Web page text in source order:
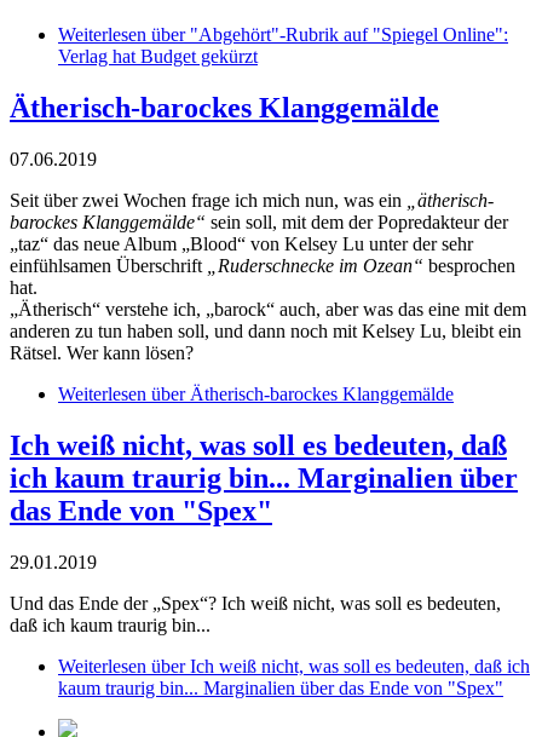
Weiterlesen über "Abgehört"-Rubrik auf "Spiegel Online":
Verlag hat Budget gekürzt
Ätherisch-barockes Klanggemälde
07.06.2019
Seit über zwei Wochen frage ich mich nun, was ein
„ätherisch-
barockes Klanggemälde“ sein soll, mit dem der Popredakteur der
„taz“ das neue Album „Blood“ von Kelsey Lu unter der sehr
einfühlsamen Überschrift
„Ruderschnecke im Ozean“ besprochen
hat.
„Ätherisch“ verstehe ich, „barock“ auch, aber was das eine mit dem
anderen zu tun haben soll, und dann noch mit Kelsey Lu, bleibt ein
Rätsel. Wer kann lösen?
Weiterlesen über Ätherisch-barockes Klanggemälde
Ich weiß nicht, was soll es bedeuten, daß
ich kaum traurig bin... Marginalien über
das Ende von "Spex"
29.01.2019
Und das Ende der „Spex“? Ich weiß nicht, was soll es bedeuten,
daß ich kaum traurig bin...
Weiterlesen über Ich weiß nicht, was soll es bedeuten, daß ich
kaum traurig bin... Marginalien über das Ende von "Spex"